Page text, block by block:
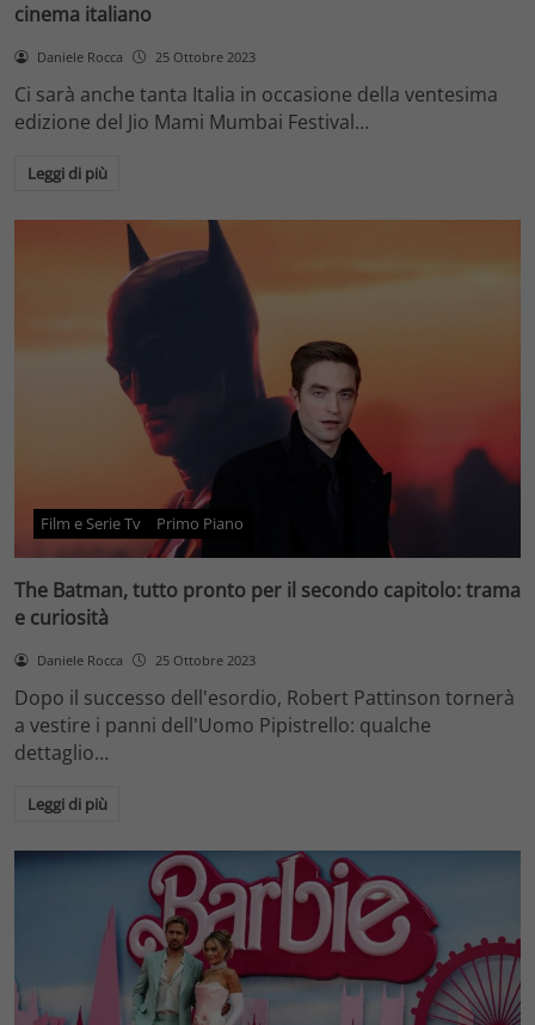
cinema italiano
Daniele Rocca 25 Ottobre 2023
Ci sarà anche tanta Italia in occasione della ventesima
edizione del Jio Mami Mumbai Festival…
Leggi di più
Film e Serie Tv Primo Piano
The Batman, tutto pronto per il secondo capitolo: trama
e curiosità
Daniele Rocca 25 Ottobre 2023
Dopo il successo dell'esordio, Robert Pattinson tornerà
a vestire i panni dell'Uomo Pipistrello: qualche
dettaglio…
Leggi di più